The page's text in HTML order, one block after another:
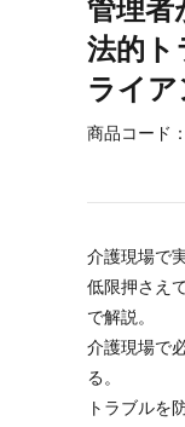
管理者
法的ト
ライ
商品コード：
介護現場で
低限押さえ
で解説。
介護現場で
る。
トラブルを